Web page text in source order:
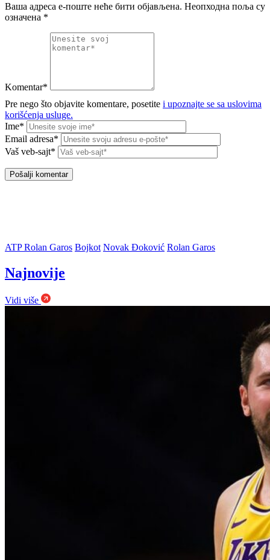
Ваша адреса е-поште неће бити објављена. Неопходна поља су
означена *
Komentar*
Pre nego što objavite komentare, posetite i upoznajte se sa uslovima
korišćenja usluge.
Ime*
Email adresa*
Vaš veb-sajt*
ATP Rolan Garos Bojkot Novak Đoković Rolan Garos
Najnovije
Vidi više